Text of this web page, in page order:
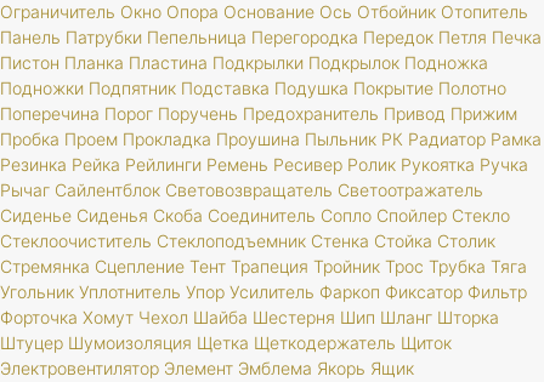
Ограничитель Окно Опора Основание Ось Отбойник Отопитель
Панель Патрубки Пепельница Перегородка Передок Петля Печка
Пистон Планка Пластина Подкрылки Подкрылок Подножка
Подножки Подпятник Подставка Подушка Покрытие Полотно
Поперечина Порог Поручень Предохранитель Привод Прижим
Пробка Проем Прокладка Проушина Пыльник РК Радиатор Рамка
Резинка Рейка Рейлинги Ремень Ресивер Ролик Рукоятка Ручка
Рычаг Сайлентблок Световозвращатель Светоотражатель
Сиденье Сиденья Скоба Соединитель Сопло Спойлер Стекло
Стеклоочиститель Стеклоподъемник Стенка Стойка Столик
Стремянка Сцепление Тент Трапеция Тройник Трос Трубка Тяга
Угольник Уплотнитель Упор Усилитель Фаркоп Фиксатор Фильтр
Форточка Хомут Чехол Шайба Шестерня Шип Шланг Шторка
Штуцер Шумоизоляция Щетка Щеткодержатель Щиток
Электровентилятор Элемент Эмблема Якорь Ящик